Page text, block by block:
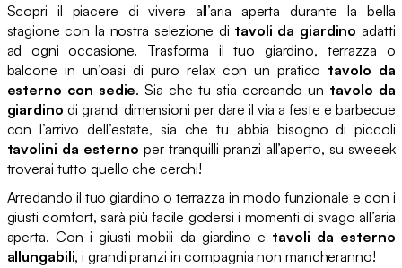
Scopri il piacere di vivere all’aria aperta durante la bella
stagione con la nostra selezione di tavoli da giardino adatti
ad ogni occasione. Trasforma il tuo giardino, terrazza o
balcone in un’oasi di puro relax con un pratico tavolo da
esterno con sedie. Sia che tu stia cercando un tavolo da
giardino di grandi dimensioni per dare il via a feste e barbecue
con l’arrivo dell’estate, sia che tu abbia bisogno di piccoli
tavolini da esterno per tranquilli pranzi all’aperto, su sweeek
troverai tutto quello che cerchi!
Arredando il tuo giardino o terrazza in modo funzionale e con i
giusti comfort, sarà più facile godersi i momenti di svago all’aria
aperta. Con i giusti mobili da giardino e tavoli da esterno
allungabili, i grandi pranzi in compagnia non mancheranno!